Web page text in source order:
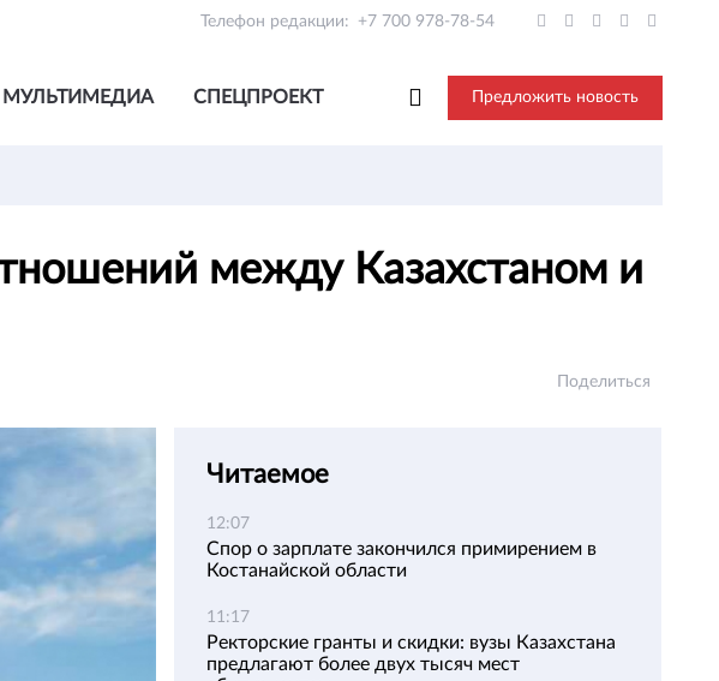
Телефон редакции: +7 700 978-78-54
МУЛЬТИМЕДИА СПЕЦПРОЕКТ Предложить новость
между Казахстаном и
Поделиться
Читаемое
12:07
Спор о зарплате закончился примирением в
Костанайской области
11:17
Ректорские гранты и скидки: вузы Казахстана
предлагают более двух тысяч мест